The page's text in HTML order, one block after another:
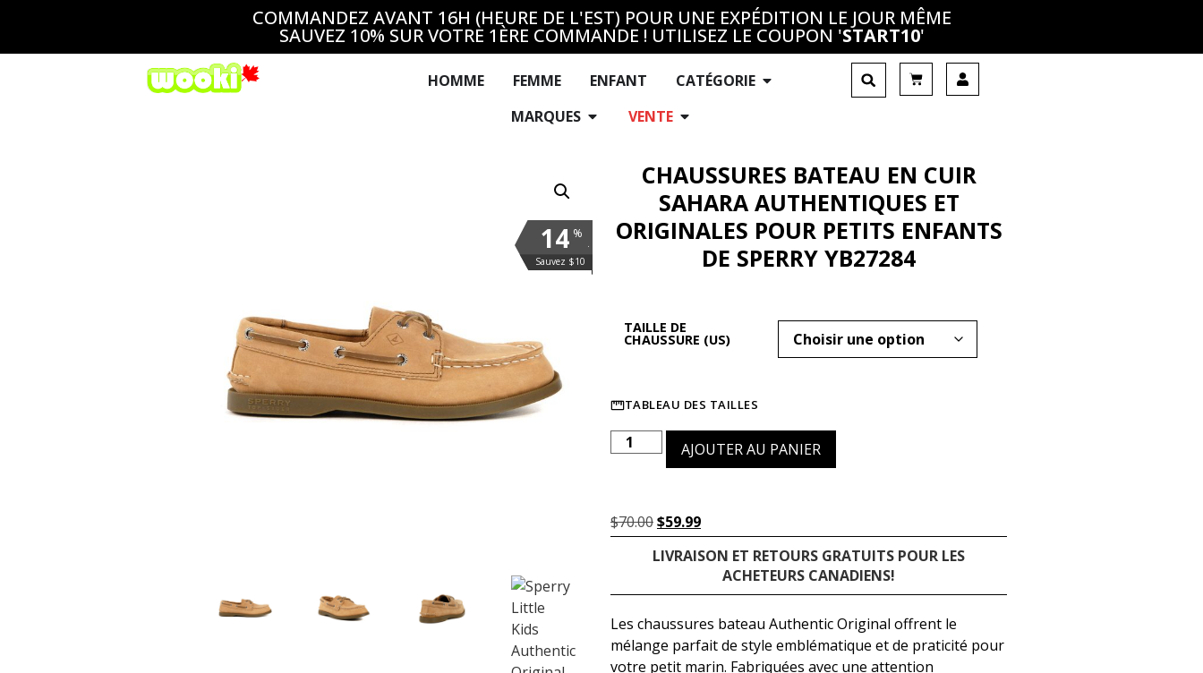
COMMANDEZ AVANT 16H (HEURE DE L'EST) POUR UNE EXPÉDITION LE JOUR MÊME
SAUVEZ 10% SUR VOTRE 1ÈRE COMMANDE ! UTILISEZ LE COUPON 'START10'
HOMME FEMME ENFANT
CATÉGORIE
MARQUES
VENTE
%
14
Sauvez $10
CHAUSSURES BATEAU EN CUIR
SAHARA AUTHENTIQUES ET
ORIGINALES POUR PETITS ENFANTS
DE SPERRY YB27284
TAILLE DE
CHAUSSURE (US)
TABLEAU DES TAILLES
AJOUTER AU PANIER
$70.00$59.99
LIVRAISON ET RETOURS GRATUITS POUR LES
ACHETEURS CANADIENS!
Les chaussures bateau Authentic Original offrent le
mélange parfait de style emblématique et de praticité pour
votre petit marin. Fabriquées avec une attention